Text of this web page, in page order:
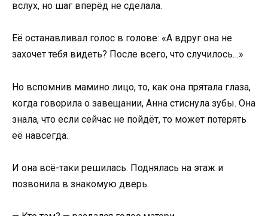
вслух, но шаг вперёд не сделала.
Её останавливал голос в голове: «А вдруг она не
захочет тебя видеть? После всего, что случилось…»
Но вспомнив мамино лицо, то, как она прятала глаза,
когда говорила о завещании, Анна стиснула зубы. Она
знала, что если сейчас не пойдёт, то может потерять
её навсегда.
И она всё-таки решилась. Поднялась на этаж и
позвонила в знакомую дверь.